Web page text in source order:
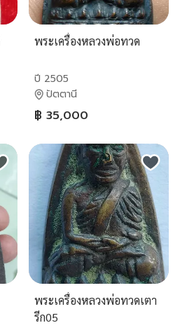
พระเครื่องหลวงพ่อทวด
ปี 2505
ปัตตานี
฿ 35,000
พระเครื่องหลวงพ่อทวดเตา
รีก05